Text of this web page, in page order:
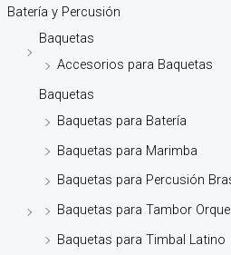
Batería y Percusión
Baquetas
Accesorios para Baquetas
Baquetas
Baquetas para Batería
Baquetas para Marimba
Baquetas para Percusión
Baquetas para Tambor
Baquetas para Timbal Latino